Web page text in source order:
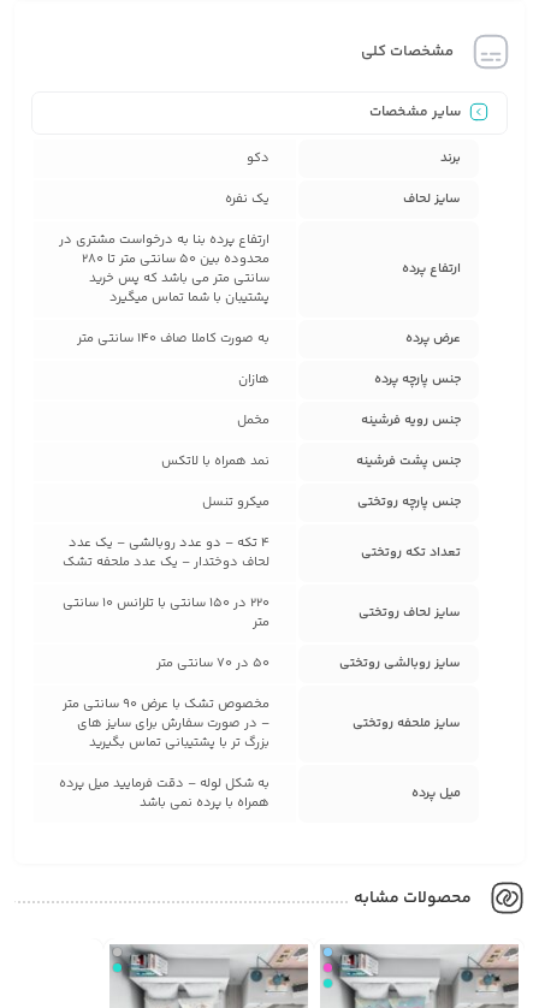
مشخصات کلی
سایر مشخصات
برند
دکو
سایز لحاف
یک نفره
ارتفاع پرده
ارتفاع پرده بنا به درخواست مشتری در
محدوده بین 50 سانتی متر تا 280
سانتی متر می باشد که پس خرید
پشتیبان با شما تماس میگیرد
عرض پرده
به صورت کاملا صاف 140 سانتی متر
جنس پارچه پرده
هازان
جنس رویه فرشینه
مخمل
جنس پشت فرشینه
نمد همراه با لاتکس
جنس پارچه روتختی
میکرو تنسل
تعداد تکه روتختی
4 تکه – دو عدد روبالشی – یک عدد
لحاف دوختدار – یک عدد ملحفه تشک
سایز لحاف روتختی
220 در 150 سانتی با تلرانس 10 سانتی
متر
سایز روبالشی روتختی
50 در 70 سانتی متر
سایز ملحفه روتختی
مخصوص تشک با عرض 90 سانتی متر
– در صورت سفارش برای سایز های
بزرگ تر با پشتیبانی تماس بگیرید
میل پرده
به شکل لوله – دقت فرمایید میل پرده
همراه با پرده نمی باشد
محصولات مشابه